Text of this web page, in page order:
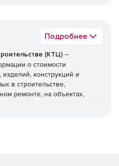
Подробнее
(КТЦ) –
о стоимости
конструкций и
в строительстве,
ремонте, на объектах,